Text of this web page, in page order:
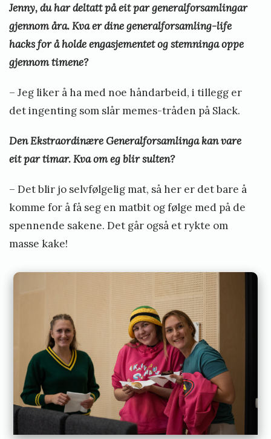
Jenny, du har deltatt på eit par generalforsamlingar
gjennom åra. Kva er dine generalforsamling-life
hacks for å holde engasjementet og stemninga oppe
gjennom timene?
– Jeg liker å ha med noe håndarbeid, i tillegg er
det ingenting som slår memes-tråden på Slack.
Den Ekstraordinære Generalforsamlinga kan vare
eit par timar. Kva om eg blir sulten?
– Det blir jo selvfølgelig mat, så her er det bare å
komme for å få seg en matbit og følge med på de
spennende sakene. Det går også et rykte om
masse kake!